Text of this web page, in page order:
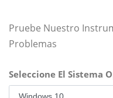
Pruebe Nuestro
Problemas
Seleccione El Sistema